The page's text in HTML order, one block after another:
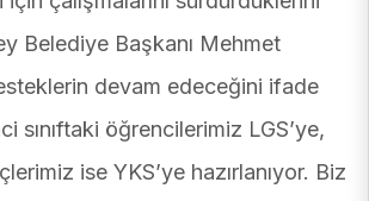
Belediye Başkanı Mehmet
devam edeceğini ifade
sınıftaki öğrencilerimiz LGS’ye,
ise YKS’ye hazırlanıyor. Biz